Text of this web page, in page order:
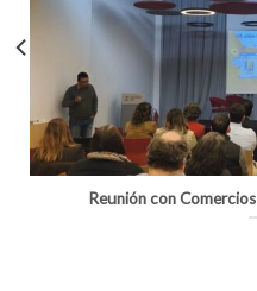
Reunión con